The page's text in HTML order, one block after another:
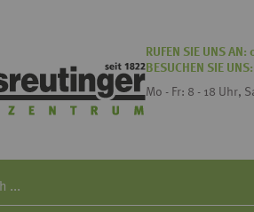
RUFEN SIE UNS AN:
BESUCHEN SIE UNS:
Mo - Fr: 8 - 18 Uhr,